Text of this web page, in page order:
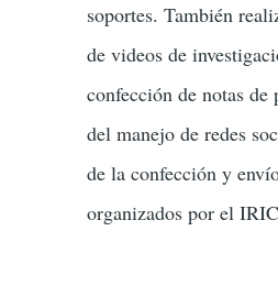
la
soportes. También
de videos de
confección de notas
del manejo de redes
de la confección y
organizados por el